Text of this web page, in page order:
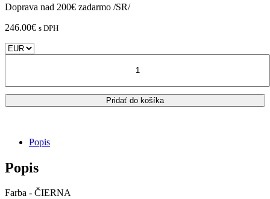
Doprava nad 200€ zadarmo /SR/
246.00€ s DPH
MT-
SP
Pridať do košíka
Popis
Popis
Farba - ČIERNA